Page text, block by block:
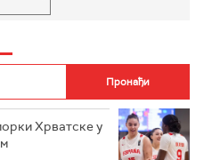
Хрватске у